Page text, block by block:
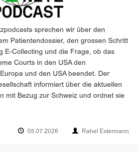
sprechen wir über den
Patientendossier, den grossen Schritt
E-Collecting und die Frage, ob das
Courts in den USA den
und den USA beendet. Der
informiert über die aktuellen
mit Bezug zur Schweiz und ordnet sie
05.07.2026 Rahel Estermann